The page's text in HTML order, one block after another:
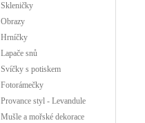
Skleničky
Obrazy
Hrníčky
Lapače snů
Svíčky s potiskem
Fotorámečky
Provance styl - Levandule
Mušle a mořské dekorace